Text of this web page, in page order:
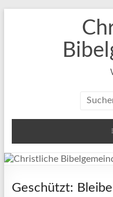
Geschützt: